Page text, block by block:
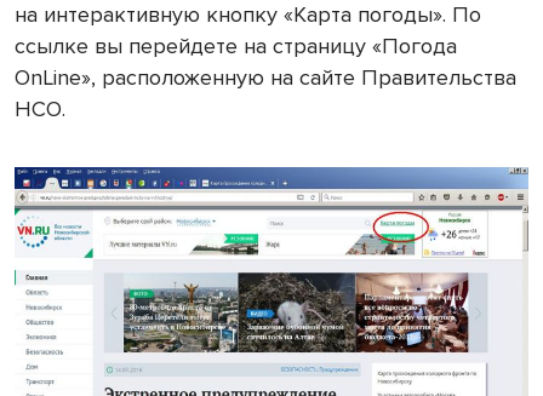
на интерактивную кнопку «Карта погоды». По
ссылке вы перейдете на страницу «Погода
OnLine», расположенную на сайте Правительства
НСО.